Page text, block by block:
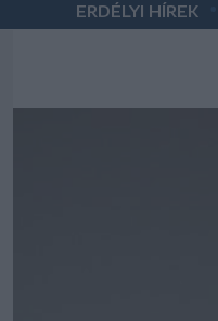
ERDÉLYI HÍREK